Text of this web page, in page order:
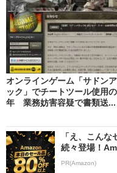
オンラインゲーム「サドン
ック」でチートツール使用
年 業務妨害容疑で書類送...
「え、こん
続々登場！
PR(Amazon)